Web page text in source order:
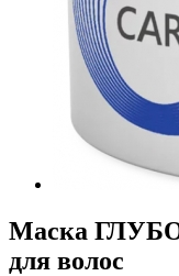
Маска
для волос